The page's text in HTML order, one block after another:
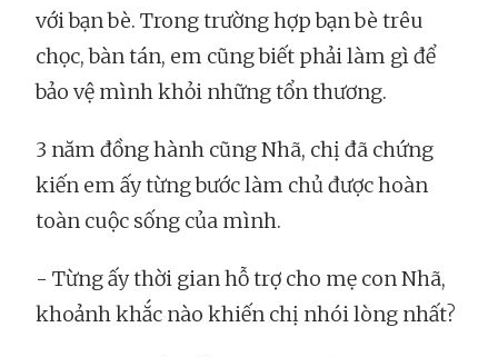
với bạn bè. Trong trường hợp bạn bè trêu
chọc, bàn tán, em cũng biết phải làm gì để
bảo vệ mình khỏi những tổn thương.
3 năm đồng hành cũng Nhã, chị đã chứng
kiến em ấy từng bước làm chủ được hoàn
toàn cuộc sống của mình.
- Từng ấy thời gian hỗ trợ cho mẹ con Nhã,
khoảnh khắc nào khiến chị nhói lòng nhất?